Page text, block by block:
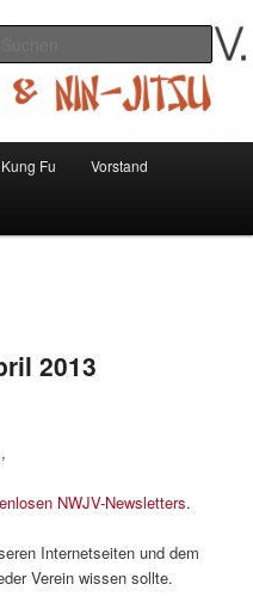
Kung Fu Vorstand
2013
NWJV-Newsletters.
Internetseiten und dem
Verein wissen sollte.